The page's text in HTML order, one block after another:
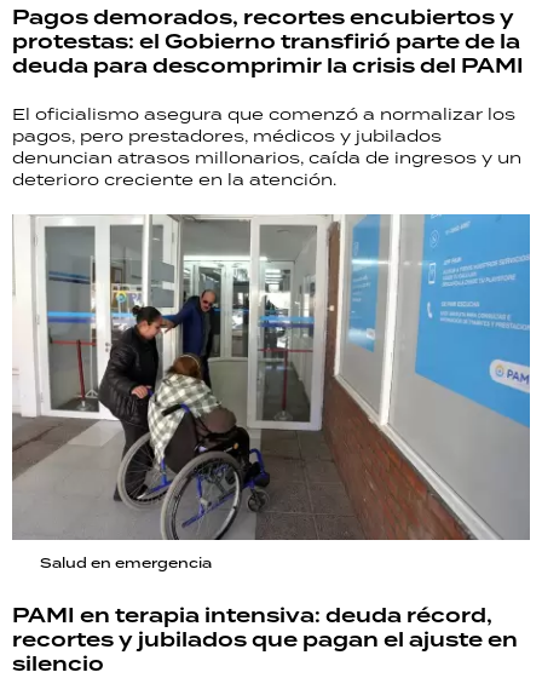
Pagos demorados, recortes encubiertos y
protestas: el Gobierno transfirió parte de la
deuda para descomprimir la crisis del PAMI
El oficialismo asegura que comenzó a normalizar los
pagos, pero prestadores, médicos y jubilados
denuncian atrasos millonarios, caída de ingresos y un
deterioro creciente en la atención.
Salud en emergencia
PAMI en terapia intensiva: deuda récord,
recortes y jubilados que pagan el ajuste en
silencio